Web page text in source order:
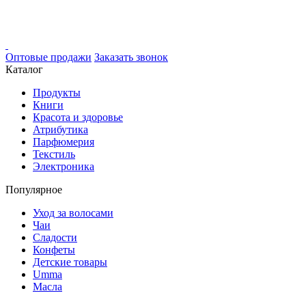
Оптовые продажи Заказать звонок
Каталог
Продукты
Книги
Красота и здоровье
Атрибутика
Парфюмерия
Текстиль
Электроника
Популярное
Уход за волосами
Чаи
Сладости
Конфеты
Детские товары
Umma
Масла